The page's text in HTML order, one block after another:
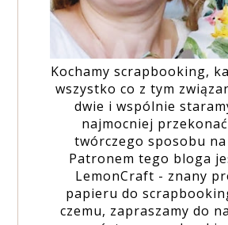
Kochamy scrapbooking,
wszystko co z tym
dwie i wspólnie
najmocniej
twórczego sposobu na
Patronem tego bloga
LemonCraft - znany
papieru do
czemu, zapraszamy do